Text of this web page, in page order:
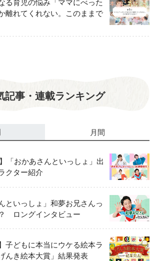
離れてくれない。このままで
記事・連載ランキング
月間
「おかあさんといっしょ」出
クター紹介
といっしょ」和夢お兄さんっ
ロングインタビュー
子どもに本当にウケる絵本ラ
んき絵本大賞」結果発表